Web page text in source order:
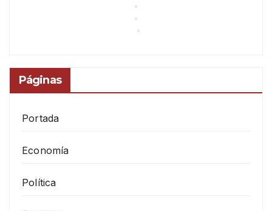
Páginas
Portada
Economía
Política